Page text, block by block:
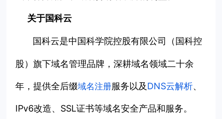
关于国科云
国科云是中国科学院控股有限公司（国科控
股）旗下域名管理品牌，深耕域名领域二十余
年，提供全后缀域名注册服务以及DNS云解析、
IPv6改造、SSL证书等域名安全产品和服务。